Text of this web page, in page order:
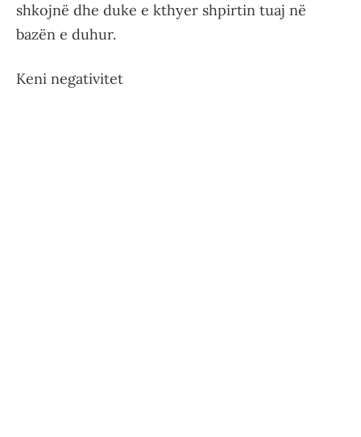
shkojnë dhe duke e kthyer shpirtin tuaj në
bazën e duhur.
Keni negativitet